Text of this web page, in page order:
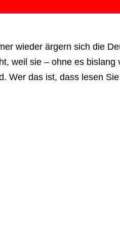
wieder ärgern sich die
weil sie – ohne es
Wer das ist, dass lesen